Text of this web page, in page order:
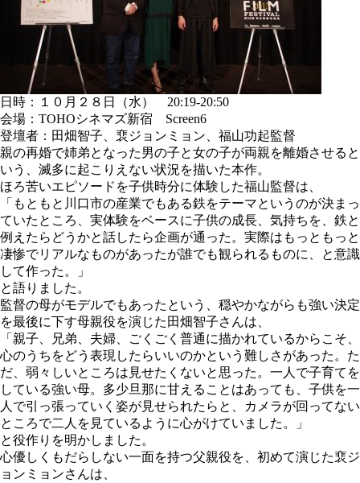
日時：１０月２８日（水） 20:19-20:50
会場：TOHOシネマズ新宿 Screen6
登壇者：田畑智子、裵ジョンミョン、福山功起監督
親の再婚で姉弟となった男の子と女の子が両親を離婚させると
いう、滅多に起こりえない状況を描いた本作。
ほろ苦いエピソードを子供時分に体験した福山監督は、
「もともと川口市の産業でもある鉄をテーマというのが決まっ
ていたところ、実体験をベースに子供の成長、気持ちを、鉄と
例えたらどうかと話したら企画が通った。実際はもっともっと
凄惨でリアルなものがあったが誰でも観られるものに、と意識
して作った。」
と語りました。
監督の母がモデルでもあったという、穏やかながらも強い決定
を最後に下す母親役を演じた田畑智子さんは、
「親子、兄弟、夫婦、ごくごく普通に描かれているからこそ、
心のうちをどう表現したらいいのかという難しさがあった。た
だ、弱々しいところは見せたくないと思った。一人で子育てを
している強い母。多少旦那に甘えることはあっても、子供を一
人で引っ張っていく姿が見せられたらと、カメラが回ってない
ところで二人を見ているように心がけていました。」
と役作りを明かしました。
心優しくもだらしない一面を持つ父親役を、初めて演じた裵ジ
ョンミョンさんは、